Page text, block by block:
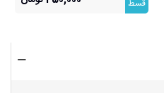
قسط